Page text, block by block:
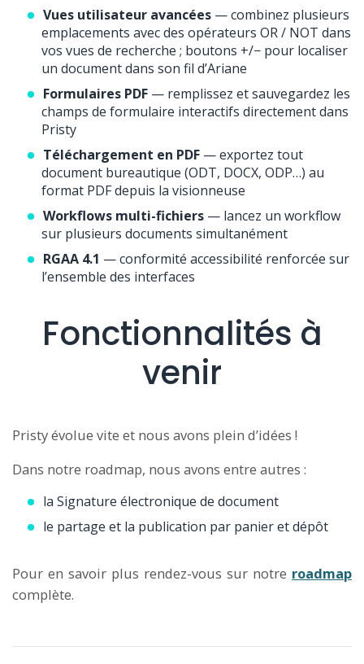
Vues utilisateur avancées— combinez plusieurs
emplacements avec des opérateurs OR / NOT dans
vos vues de recherche ; boutons +/− pour localiser
un document dans son fil d’Ariane
Formulaires PDF— remplissez et sauvegardez les
champs de formulaire interactifs directement dans
Pristy
Téléchargement en PDF— exportez tout
document bureautique (ODT, DOCX, ODP…) au
format PDF depuis la visionneuse
Workflows multi-fichiers— lancez un workflow
sur plusieurs documents simultanément
RGAA 4.1 — conformité accessibilité renforcée sur
l’ensemble des interfaces
Fonctionnalités à
venir
Pristy évolue vite et nous avons plein d’idées !
Dans notre roadmap, nous avons entre autres :
la Signature électronique de document
le partage et la publication par panier et dépôt
Pour en savoir plus rendez-vous sur notre roadmap
complète.